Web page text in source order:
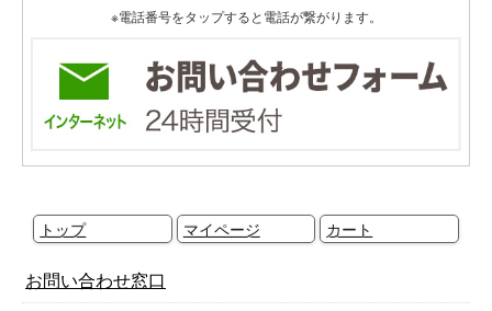
※電話番号をタップすると電話が繋がります。
トップ マイページ カート
お問い合わせ窓口